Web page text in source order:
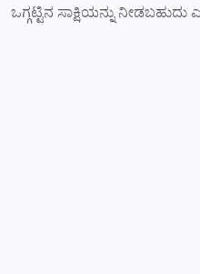
ಒಗ್ಗಟ್ಟಿನ ಸಾಕ್ಷಿಯನ್ನು